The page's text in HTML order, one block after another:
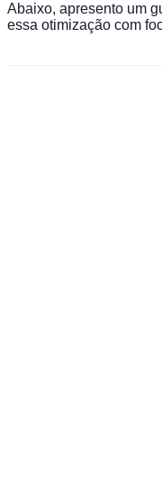
Abaixo, apresento um
essa otimização com